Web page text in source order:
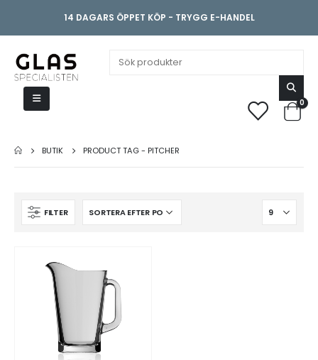
14 DAGARS ÖPPET KÖP - TRYGG E-HANDEL
0
BUTIK PRODUCT TAG -PITCHER
FILTER